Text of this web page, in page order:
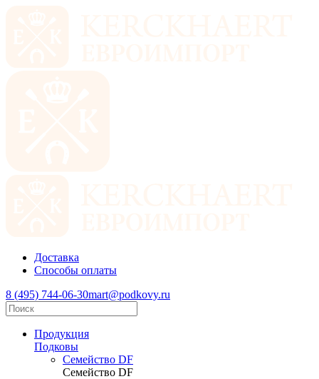
Доставка
Способы оплаты
8 (495) 744-06-30mart@podkovy.ru
Продукция
Подковы
Семейство DF
Семейство DF